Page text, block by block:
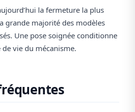
la fermeture la plus
grande majorité des modèles
Une pose soignée conditionne
vie du mécanisme.